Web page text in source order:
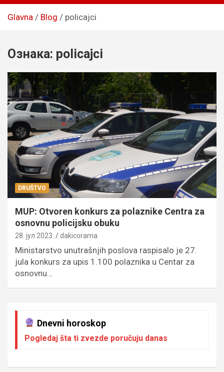
Glavna Blog policajci
Ознака: policajci
DRUŠTVO
MUP: Otvoren konkurs za polaznike Centra za
osnovnu policijsku obuku
28. јул 2023. dakicorama
Ministarstvo unutrašnjih poslova raspisalo je 27.
jula konkurs za upis 1.100 polaznika u Centar za
osnovnu…
Dnevni horoskop
Pogledaj šta ti zvezde poručuju danas